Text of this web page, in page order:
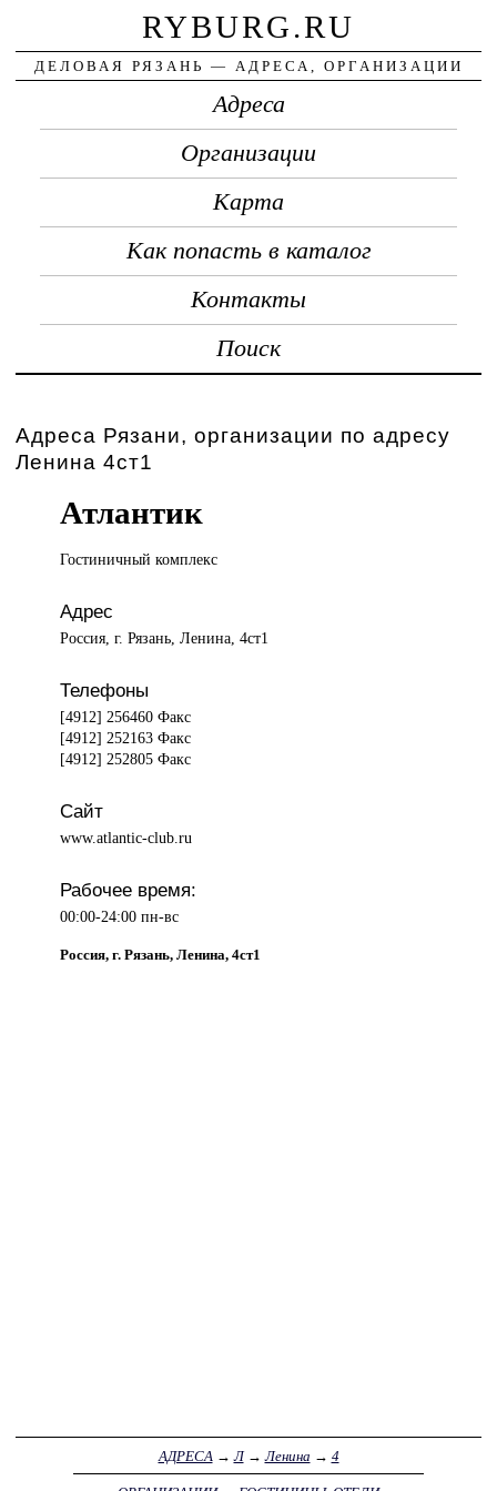
RYBURG.RU
ДЕЛОВАЯ РЯЗАНЬ — АДРЕСА, ОРГАНИЗАЦИИ
Адреса
Организации
Карта
Как попасть в каталог
Контакты
Поиск
Адреса Рязани, организации по адресу
Ленина 4ст1
Атлантик
Гостиничный комплекс
Адрес
Россия, г. Рязань, Ленина, 4ст1
Телефоны
[4912] 256460 Факс
[4912] 252163 Факс
[4912] 252805 Факс
Сайт
www.atlantic-club.ru
Рабочее время:
00:00-24:00 пн-вс
Россия, г. Рязань, Ленина, 4ст1
АДРЕСА →Л→Ленина → 4